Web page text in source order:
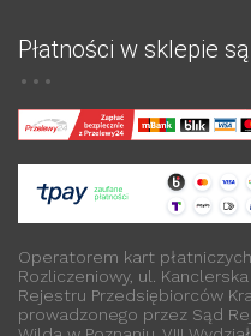
Płatności w sklepie
Operatorem kart
Rozliczeniowy, ul.
Rejestru Przedsiębiorców
prowadzonego przez Sąd